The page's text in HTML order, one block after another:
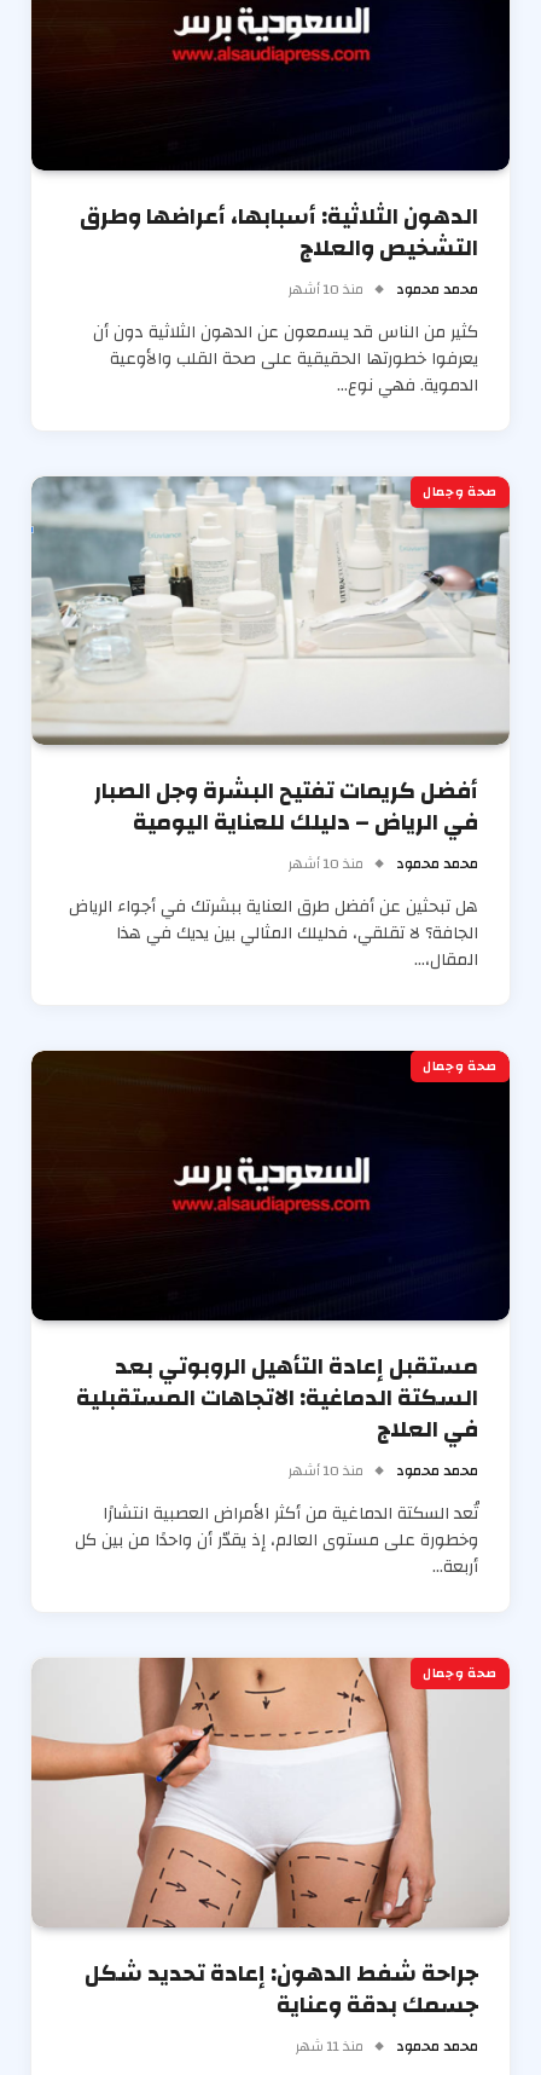
الدهون الثلاثية: أسبابها، أعراضها وطرق
التشخيص والعلاج
محمد محمود منذ 10 أشهر
كثير من الناس قد يسمعون عن الدهون الثلاثية دون أن
يعرفوا خطورتها الحقيقية على صحة القلب والأوعية
الدموية. فهي نوع…
صحة وجمال
أفضل كريمات تفتيح البشرة وجل الصبار
في الرياض – دليلك للعناية اليومية
محمد محمود منذ 10 أشهر
هل تبحثين عن أفضل طرق العناية ببشرتك في أجواء الرياض
الجافة؟ لا تقلقي، فدليلك المثالي بين يديك في هذا
المقال،…
صحة وجمال
مستقبل إعادة التأھیل الروبوتي بعد
السكتة الدماغیة: الاتجاھات المستقبلیة
في العلاج
محمد محمود منذ 10 أشهر
تُعد السكتة الدماغیة من أكثر الأمراض العصبیة انتشارًا
وخطورة على مستوى العالم، إذ یقدّر أن واحدًا من بین كل
أربعة…
صحة وجمال
جراحة شفط الدهون: إعادة تحديد شكل
جسمك بدقة وعناية
محمد محمود منذ 11 شهر